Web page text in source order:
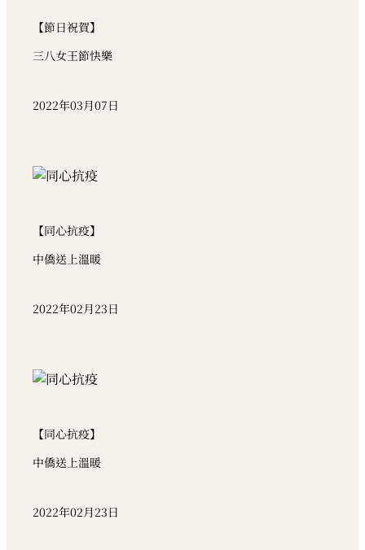
【節日祝賀】
三八女王節快樂
2022年03月07日
【同心抗疫】
中僑送上溫暖
2022年02月23日
【同心抗疫】
中僑送上溫暖
2022年02月23日